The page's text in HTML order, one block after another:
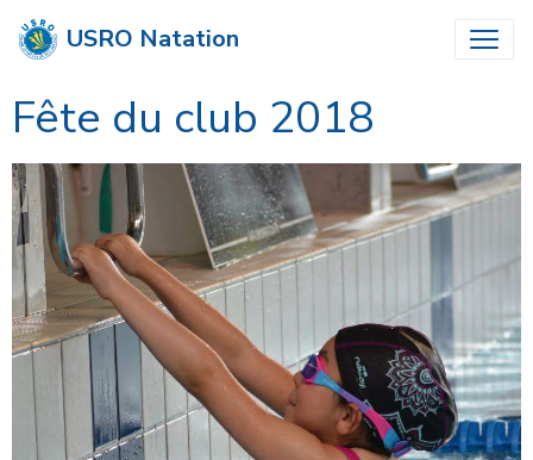
USRO Natation
Fête du club 2018